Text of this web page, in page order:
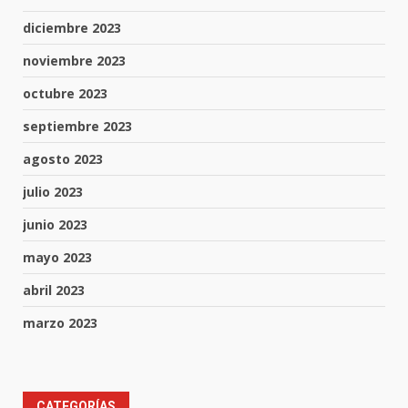
diciembre 2023
noviembre 2023
octubre 2023
septiembre 2023
agosto 2023
julio 2023
junio 2023
mayo 2023
abril 2023
marzo 2023